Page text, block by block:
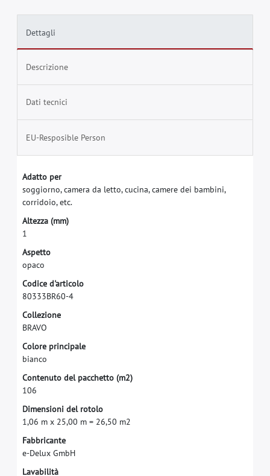
Dettagli
Descrizione
Dati tecnici
EU-Resposible Person
Adatto per
soggiorno, camera da letto, cucina, camere dei bambini,
corridoio, etc.
Altezza (mm)
1
Aspetto
opaco
Codice d'articolo
80333BR60-4
Collezione
BRAVO
Colore principale
bianco
Contenuto del pacchetto (m2)
106
Dimensioni del rotolo
1,06 m x 25,00 m = 26,50 m2
Fabbricante
e-Delux GmbH
Lavabilità